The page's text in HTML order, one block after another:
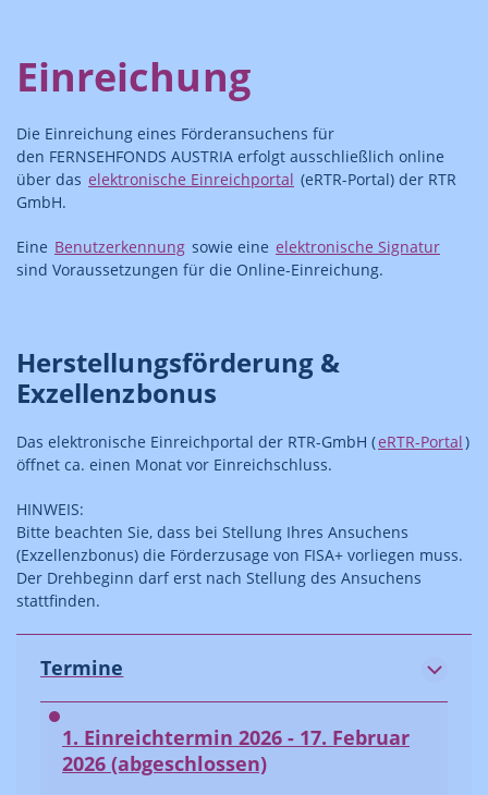
Einreichung
Die Einreichung eines Förderansuchens für
den FERNSEHFONDS AUSTRIA erfolgt ausschließlich online
über das elektronische Einreichportal (eRTR-Portal) der RTR
GmbH.
Eine Benutzerkennung sowie eine elektronische Signatur
sind Voraussetzungen für die Online-Einreichung.
Herstellungsförderung &
Exzellenzbonus
Das elektronische Einreichportal der RTR-GmbH (eRTR-Portal)
öffnet ca. einen Monat vor Einreichschluss.
HINWEIS:
Bitte beachten Sie, dass bei Stellung Ihres Ansuchens
(Exzellenzbonus) die Förderzusage von FISA+ vorliegen muss.
Der Drehbeginn darf erst nach Stellung des Ansuchens
stattfinden.
Termine
1. Einreichtermin 2026 - 17. Februar
2026 (abgeschlossen)